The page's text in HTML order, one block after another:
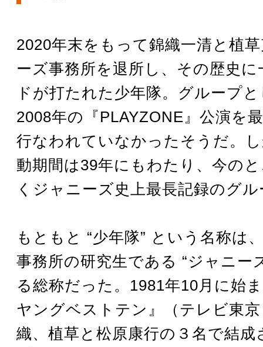
2020年末をもって錦織一清と植
ーズ事務所を退所し、その歴史
ドが打たれた少年隊。グループ
2008年の『PLAYZONE』公演を
行なわれていなかったそうだ。
動期間は39年にもわたり、今の
くジャニーズ史上最長記録のグ
もともと “少年隊” という名称は
事務所の研究生である “ジャニー
る総称だった。1981年10月に始
ヤングベストテン』（テレビ東
織、植草と松原康行の３名で結成